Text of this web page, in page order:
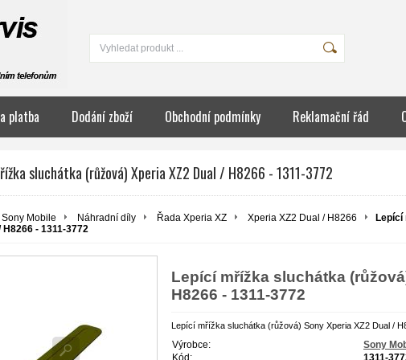
platba Dodání zboží Obchodní podmínky Reklamační řád
sluchátka (růžová) Xperia XZ2 Dual / H8266 - 1311-3772
Sony Mobile Náhradní díly Řada Xperia XZ Xperia XZ2 Dual / H8266
H8266 - 1311-3772
Lepící mřížka sluchátka
H8266 - 1311-3772
Lepící mřížka sluchátka (růžová) Sony Xperia XZ2 Dual /
Výrobce:
Sony
Kód:
1311-